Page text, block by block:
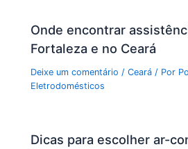
Onde encontrar
Fortaleza e no Ceará
Deixe um comentário /Ceará / Por
Eletrodomésticos
Dicas para escolher ar-